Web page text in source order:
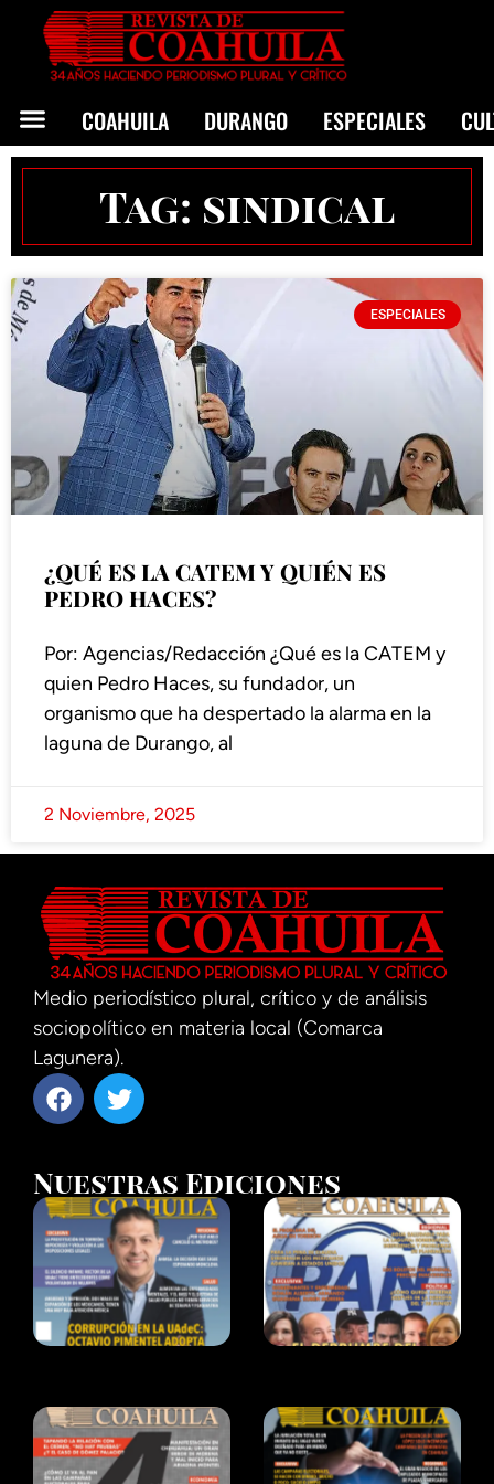
COAHUILA DURANGO ESPECIALES
Tag: sindical
ESPECIALES
¿QUÉ ES LA CATEM Y QUIÉN ES
PEDRO HACES?
Por: Agencias/Redacción ¿Qué es la CATEM y
quien Pedro Haces, su fundador, un
organismo que ha despertado la alarma en la
laguna de Durango, al
2 Noviembre, 2025
Medio periodístico plural, crítico y de análisis
sociopolítico en materia local (Comarca
Lagunera).
Nuestras Ediciones